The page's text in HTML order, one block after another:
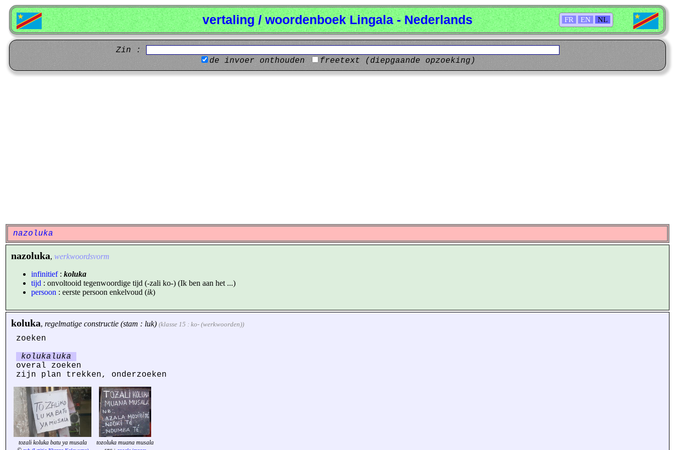
FR EN NL
vertaling / woordenboek Lingala - Nederlands
Zin :
de invoer onthouden
freetext (diepgaande opzoeking)
nazoluka
nazoluka, werkwoordsvorm
infinitief: koluka
tijd : onvoltooid tegenwoordige tijd (-zali ko-) (Ik ben aan het ...)
persoon : eerste persoon enkelvoud (ik)
koluka, regelmatige constructie (stam : luk) (klasse 15 : ko- (werkwoorden))
zoeken
kolukaluka
overal zoeken
zijn plan trekken, onderzoeken
tozali koluka batu ya musala
tozoluka muana musala